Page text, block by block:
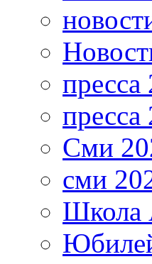
пресса
пресса
Сми
сми
Школа